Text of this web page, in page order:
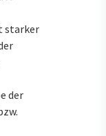
starker
der